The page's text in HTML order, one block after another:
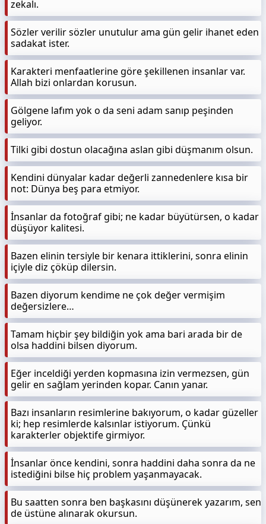
zekalı.
Sözler verilir sözler unutulur ama gün gelir ihanet eden
sadakat ister.
Karakteri menfaatlerine göre şekillenen insanlar var.
Allah bizi onlardan korusun.
Gölgene lafım yok o da seni adam sanıp peşinden
geliyor.
Tilki gibi dostun olacağına aslan gibi düşmanım olsun.
Kendini dünyalar kadar değerli zannedenlere kısa bir
not: Dünya beş para etmiyor.
İnsanlar da fotoğraf gibi; ne kadar büyütürsen, o kadar
düşüyor kalitesi.
Bazen elinin tersiyle bir kenara ittiklerini, sonra elinin
içiyle diz çöküp dilersin.
Bazen diyorum kendime ne çok değer vermişim
değersizlere…
Tamam hiçbir şey bildiğin yok ama bari arada bir de
olsa haddini bilsen diyorum.
Eğer inceldiği yerden kopmasına izin vermezsen, gün
gelir en sağlam yerinden kopar. Canın yanar.
Bazı insanların resimlerine bakıyorum, o kadar güzeller
ki; hep resimlerde kalsınlar istiyorum. Çünkü
karakterler objektife girmiyor.
İnsanlar önce kendini, sonra haddini daha sonra da ne
istediğini bilse hiç problem yaşanmayacak.
Bu saatten sonra ben başkasını düşünerek yazarım, sen
de üstüne alınarak okursun.